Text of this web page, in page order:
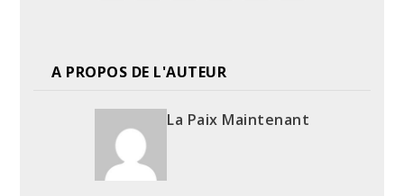
A PROPOS DE L'AUTEUR
La Paix Maintenant